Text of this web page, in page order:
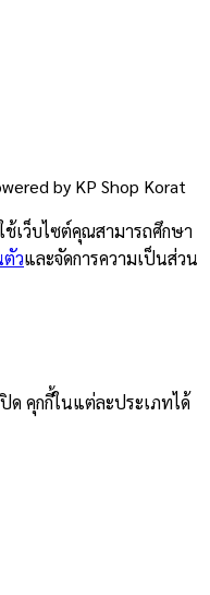
by KP Shop Korat
เว็บไซต์คุณสามารถศึกษา
วและจัดการความเป็นส่วน
ด คุกกี้ในแต่ละประเภทได้